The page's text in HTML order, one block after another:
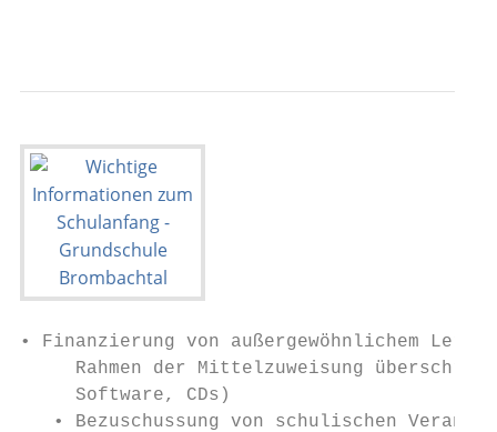
• Finanzierung von außergewöhnlichem
Rahmen der Mittelzuweisung
     Software, CDs)
• Bezuschussung von schulischen